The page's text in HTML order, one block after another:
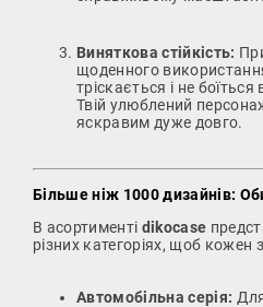
Виняткова стійкість:
щоденного
тріскається і не
Твій улюблений
яскравим дуже довго.
Більше ніж 1000 дизайнів:
В асортименті dikocase
різних категоріях, щоб
Автомобільна серія: